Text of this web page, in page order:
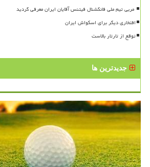
افتخاری دیگر برای اسکواش ایران
توقع از تارتار بالاست
جدیدترین ها